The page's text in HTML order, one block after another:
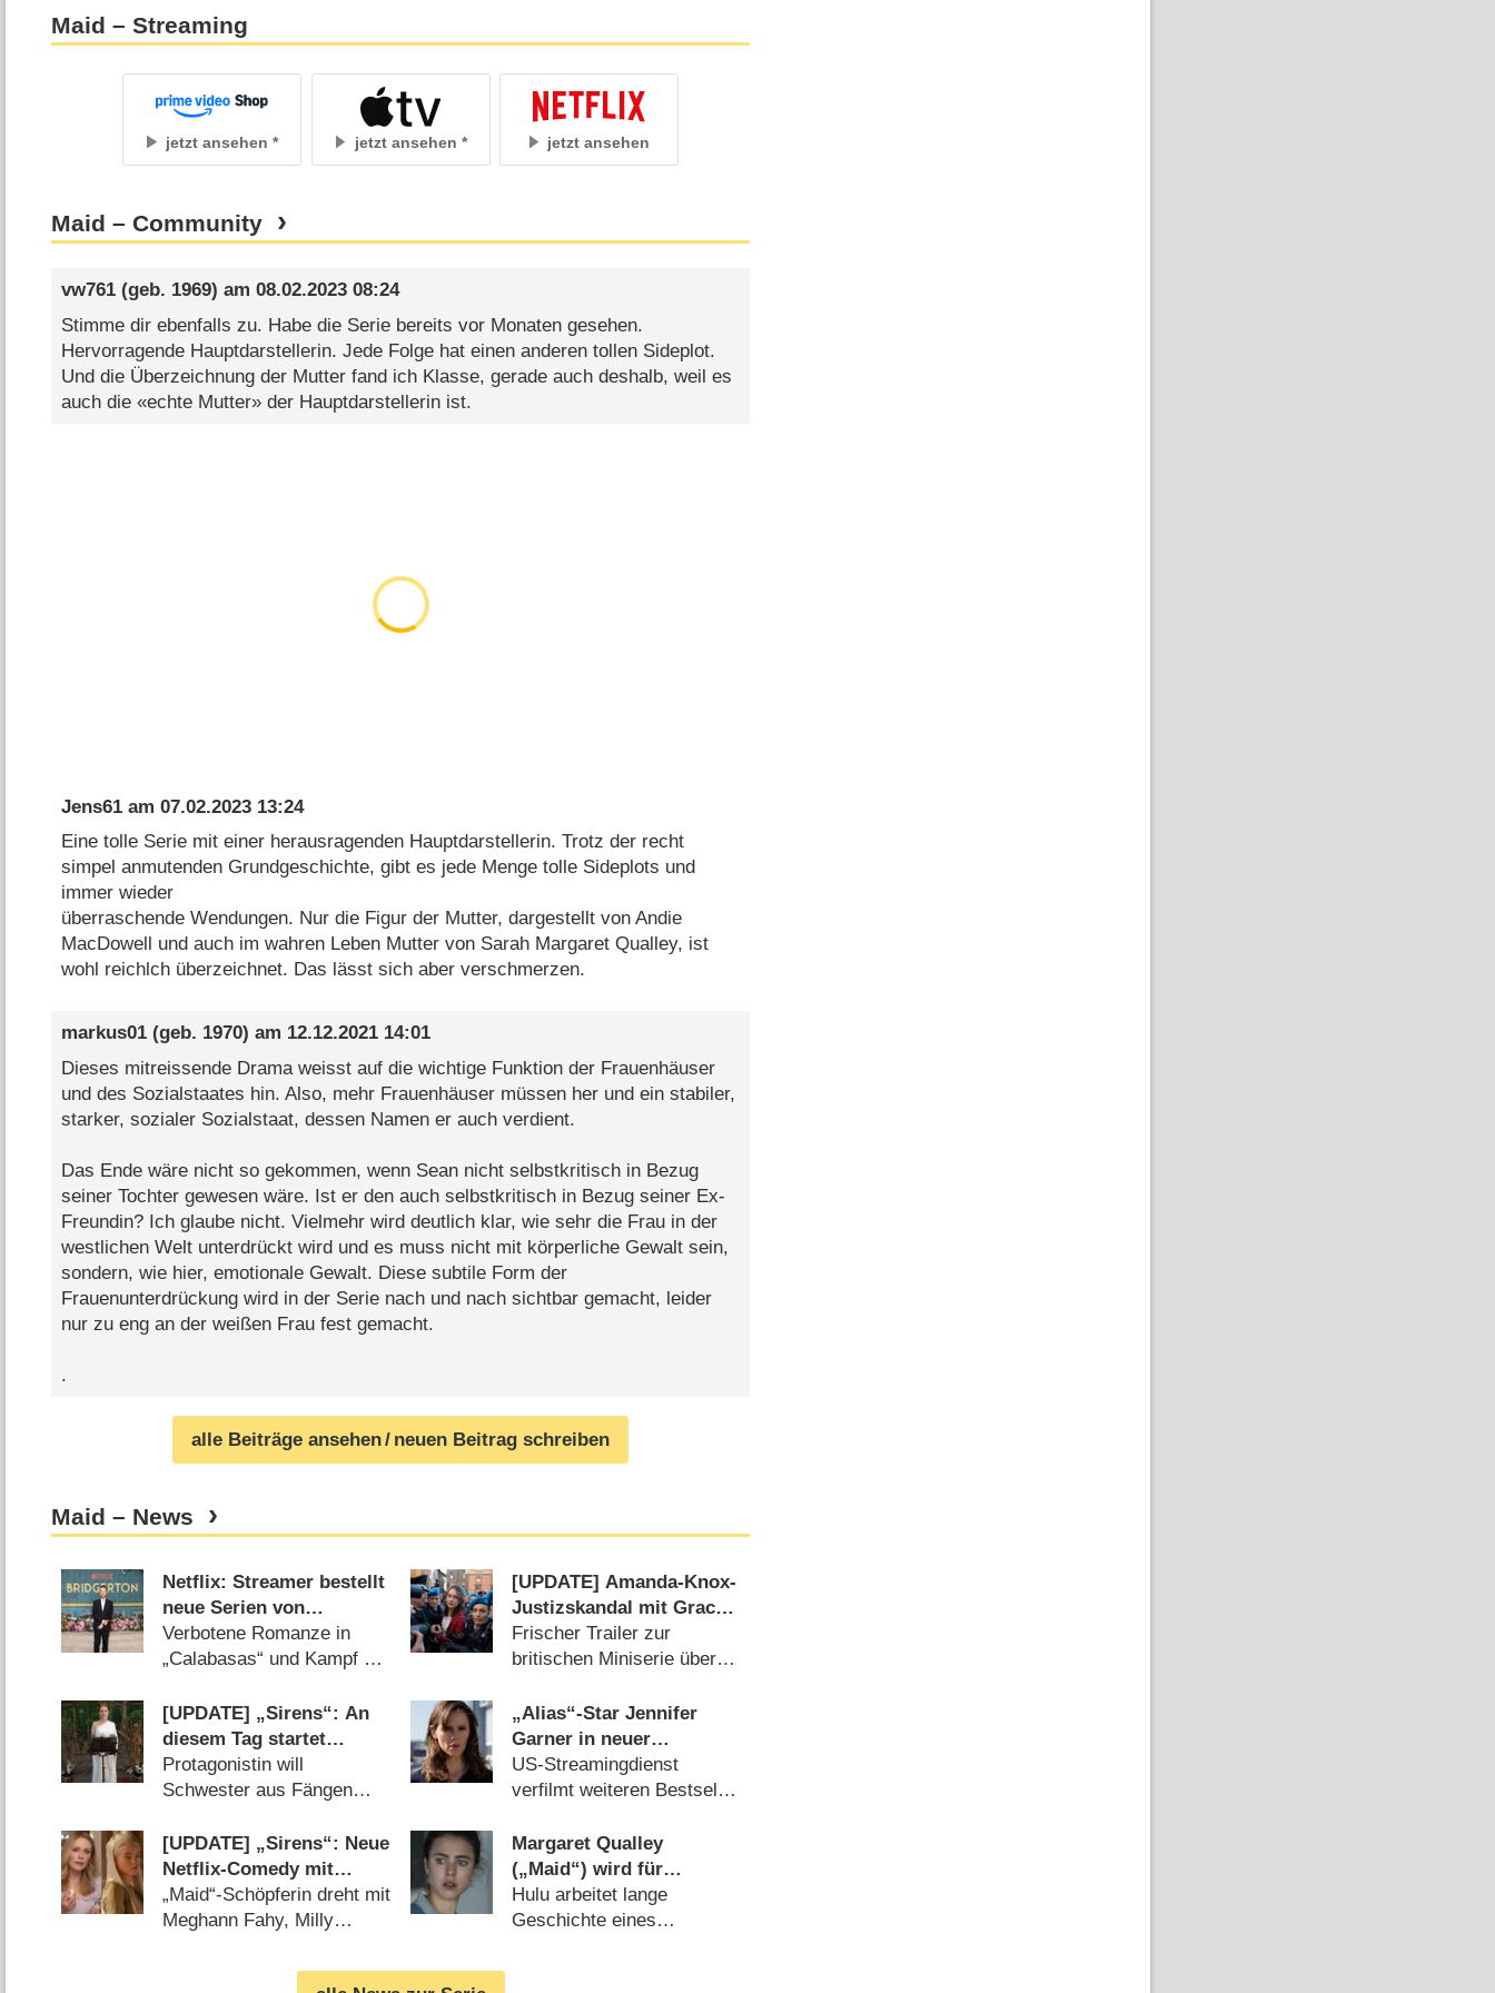
Maid – Streaming
jetzt ansehen jetzt ansehen jetzt ansehen
Maid – Community
vw761(geb. 1969) am 08.02.2023 08:24
Stimme dir ebenfalls zu. Habe die Serie bereits vor Monaten gesehen.
Hervorragende Hauptdarstellerin. Jede Folge hat einen anderen tollen Sideplot.
Und die Überzeichnung der Mutter fand ich Klasse, gerade auch deshalb, weil es
auch die «echte Mutter» der Hauptdarstellerin ist.
Jens61am 07.02.2023 13:24
Eine tolle Serie mit einer herausragenden Hauptdarstellerin. Trotz der recht
simpel anmutenden Grundgeschichte, gibt es jede Menge tolle Sideplots und
immer wieder
überraschende Wendungen. Nur die Figur der Mutter, dargestellt von Andie
MacDowell und auch im wahren Leben Mutter von Sarah Margaret Qualley, ist
wohl reichlch überzeichnet. Das lässt sich aber verschmerzen.
markus01(geb. 1970) am 12.12.2021 14:01
Dieses mitreissende Drama weisst auf die wichtige Funktion der Frauenhäuser
und des Sozialstaates hin. Also, mehr Frauenhäuser müssen her und ein stabiler,
starker, sozialer Sozialstaat, dessen Namen er auch verdient.
Das Ende wäre nicht so gekommen, wenn Sean nicht selbstkritisch in Bezug
seiner Tochter gewesen wäre. Ist er den auch selbstkritisch in Bezug seiner Ex-
Freundin? Ich glaube nicht. Vielmehr wird deutlich klar, wie sehr die Frau in der
westlichen Welt unterdrückt wird und es muss nicht mit körperliche Gewalt sein,
sondern, wie hier, emotionale Gewalt. Diese subtile Form der
Frauenunterdrückung wird in der Serie nach und nach sichtbar gemacht, leider
nur zu eng an der weißen Frau fest gemacht.
.
alle Beiträge ansehen/ neuen Beitrag schreiben
Maid – News
Netflix: Streamer bestellt
neue Serien von
„Bridgerton“-
Showrunner und „Maid“-
mittelalterliche
Comicadaption
Verbotene Romanze in
„Calabasas“ und Kampf um
Retrievals“ im Mittelpunkt
(15.05.2026)
[UPDATE] Amanda-Knox-
Justizskandal mit Grace
Van Patten („Tell Me
Lies“) findet Starttermin
Frischer Trailer zur
britischen Miniserie über
01.08.2025)
[UPDATE] „Sirens“: An
diesem Tag startet
prominent besetzte
Netflix-Comedy
Protagonistin will
Schwester aus Fängen
Prominenten befreien
(26.04.2025)
„Alias“-Star Jennifer
Garner in neuer
Serienadaption „The
Five-Star Weekend“
US-Streamingdienst
verfilmt weiteren Bestseller
Perfect Couple“)
(28.01.2025)
[UPDATE] „Sirens“: Neue
Netflix-Comedy mit
Julianne Moore, Kevin
Bacon und „House of the
„Maid“-Schöpferin dreht mit
Meghann Fahy, Milly
03.07.2024)
Margaret Qualley
(„Maid“) wird für
Miniserie zu Amanda
Knox
Hulu arbeitet lange
Geschichte eines